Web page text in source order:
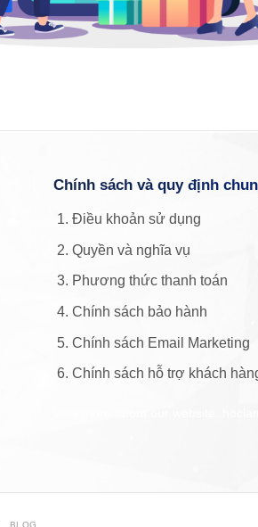
Chính sách và quy định
Điều khoản sử dụng
Quyền và nghĩa vụ
Phương thức thanh toán
Chính sách bảo hành
Chính sách Email Marketing
Chính sách hỗ trợ khách
BLOG